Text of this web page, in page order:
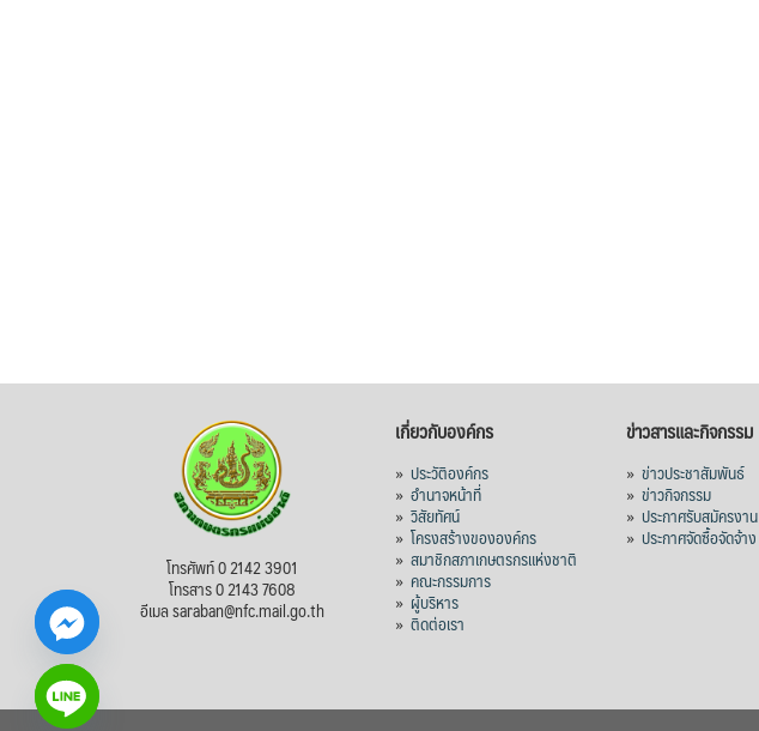
โทรศัพท์ 0 2142 3901
โทรสาร 0 2143 7608
อีเมล saraban@nfc.mail.go.th
เกี่ยวกับองค์กร
»ประวัติองค์กร
»อำนาจหน้าที่
»วิสัยทัศน์
»โครงสร้างขององค์กร
»สมาชิกสภาเกษตรกรแห่งชาติ
»คณะกรรมการ
» ผู้บริหาร
»ติดต่อเรา
ข่าวสารและกิจกรรม
»ข่าวประชาสัมพันธ์
»ข่าวกิจกรรม
»ประกาศรับสมัครงาน
»ประกาศจัดซื้อจัดจ้าง